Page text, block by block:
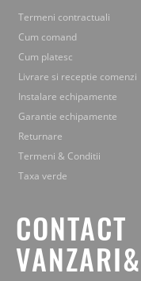
Termeni contractuali
Cum comand
Cum platesc
Livrare si receptie comenzi
Instalare echipamente
Garantie echipamente
Returnare
Termeni & Conditii
Taxa verde
CONTACT